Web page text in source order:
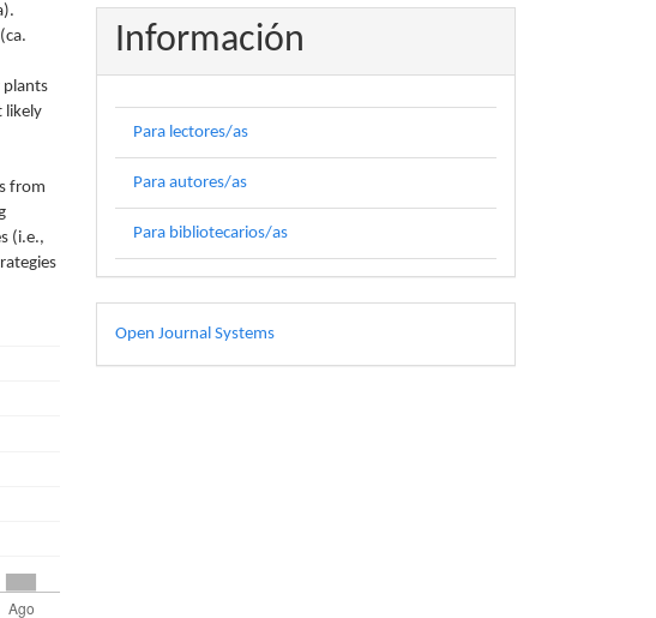
plants
likely
from
(i.e.,
Información
Para lectores/as
Para autores/as
Para bibliotecarios/as
Desarrollado
por
Open Journal Systems